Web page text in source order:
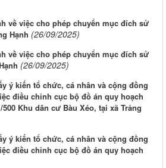
về việc cho phép chuyển mục đích sử
Hạnh (26/09/2025)
về việc cho phép chuyển mục đích sử
(26/09/2025)
ý kiến tổ chức, cá nhân và cộng đồng
điều chỉnh cục bộ đồ án quy hoạch
Khu dân cư Bàu Xéo, tại xã Trảng
ý kiến tổ chức, cá nhân và cộng đồng
điều chỉnh cục bộ đồ án quy hoạch